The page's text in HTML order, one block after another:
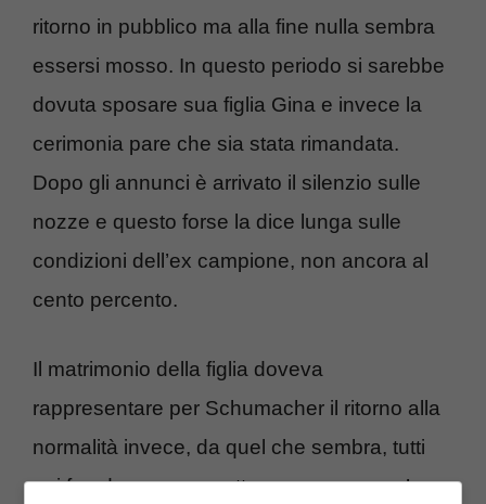
ritorno in pubblico ma alla fine nulla sembra
essersi mosso. In questo periodo si sarebbe
dovuta sposare sua figlia Gina e invece la
cerimonia pare che sia stata rimandata.
Dopo gli annunci è arrivato il silenzio sulle
nozze e questo forse la dice lunga sulle
condizioni dell’ex campione, non ancora al
cento percento.
Il matrimonio della figlia doveva
rappresentare per Schumacher il ritorno alla
normalità invece, da quel che sembra, tutti
noi fan dovremo aspettare ancora un po’